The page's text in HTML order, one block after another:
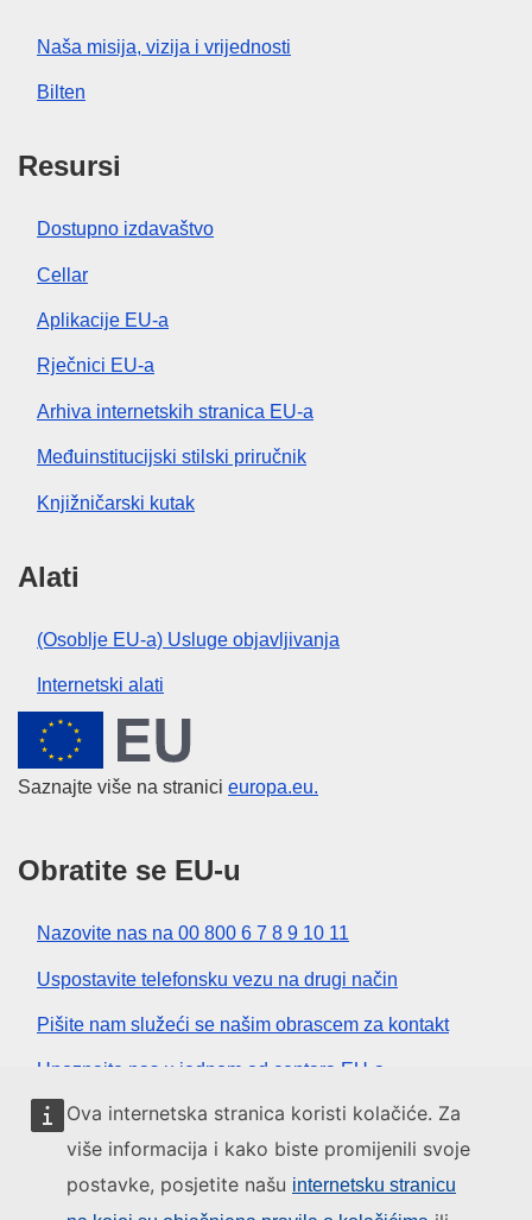
Ova internetska stranica koristi kolačiće. Za
više informacija i kako biste promijenili svoje
postavke, posjetite našu internetsku stranicu
Naša misija, vizija i vrijednosti
Bilten
Resursi
Dostupno izdavaštvo
Cellar
Aplikacije EU-a
Rječnici EU-a
Arhiva internetskih stranica EU-a
Međuinstitucijski stilski priručnik
Knjižničarski kutak
Alati
(Osoblje EU-a) Usluge objavljivanja
Internetski alati
Europska unija
Saznajte više na stranici europa.eu.
Obratite se EU-u
Nazovite nas na 00 800 6 7 8 9 10 11
Uspostavite telefonsku vezu na drugi način
Pišite nam služeći se našim obrascem za kontakt
Upoznajte nas u jednom od centara EU-a
Društvene mreže